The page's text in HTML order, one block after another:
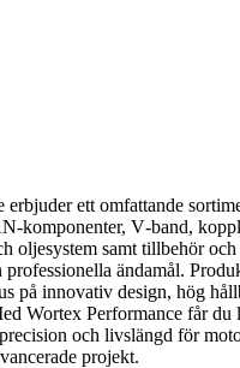
erbjuder ett omfattande
komponenter, V‑band,
oljesystem samt tillbehör
professionella ändamål.
på innovativ design, hög
Wortex Performance får du
och livslängd för
projekt.